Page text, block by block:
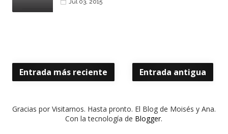
Jul 03, 2015
Entrada más reciente Entrada antigua
Gracias por Visitarnos. Hasta pronto. El Blog de Moisés y Ana.
Con la tecnología de Blogger.